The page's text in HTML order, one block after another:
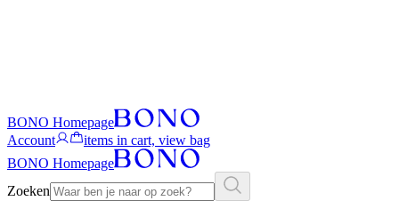
BONO Homepage
Account
items in cart, view bag
BONO Homepage
Zoeken